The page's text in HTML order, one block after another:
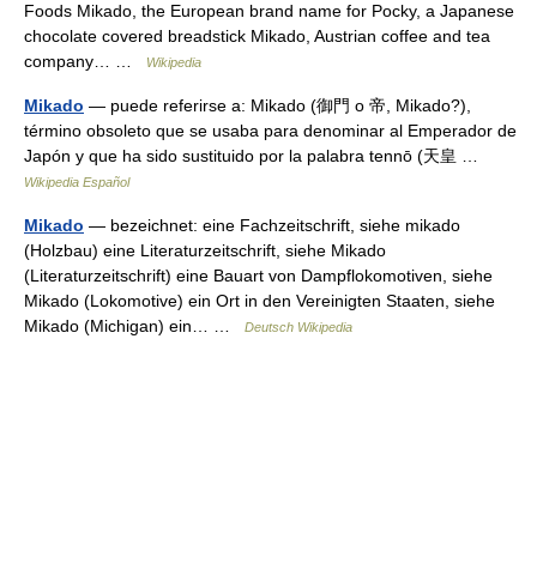
Foods Mikado, the European brand name for Pocky, a Japanese
chocolate covered breadstick Mikado, Austrian coffee and tea
company… …
Wikipedia
Mikado — puede referirse a: Mikado (御門 o 帝, Mikado?),
término obsoleto que se usaba para denominar al Emperador de
Japón y que ha sido sustituido por la palabra tennō (天皇 …
Wikipedia Español
Mikado — bezeichnet: eine Fachzeitschrift, siehe mikado
(Holzbau) eine Literaturzeitschrift, siehe Mikado
(Literaturzeitschrift) eine Bauart von Dampflokomotiven, siehe
Mikado (Lokomotive) ein Ort in den Vereinigten Staaten, siehe
Mikado (Michigan) ein… …
Deutsch Wikipedia